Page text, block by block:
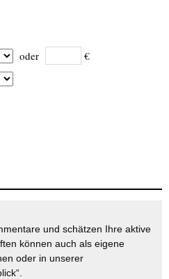
oder €
und schätzen Ihre aktive
können auch als eigene
oder in unserer